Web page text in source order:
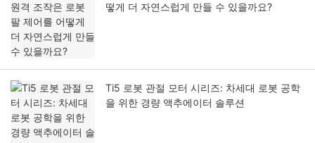
떻게 더 자연스럽게 만들 수 있을까요?
Ti5 로봇 관절 모터 시리즈: 차세대 로봇 공학
을 위한 경량 액추에이터 솔루션